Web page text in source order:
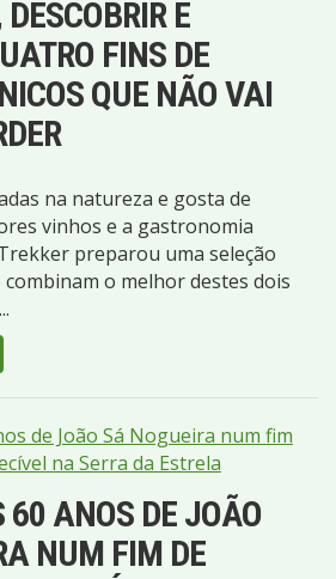
E
FINS DE
QUE NÃO VAI
na natureza e gosta de
vinhos e a gastronomia
preparou uma seleção
o melhor destes dois
60 ANOS DE JOÃO
NUM FIM DE